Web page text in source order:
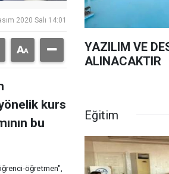
2020 Salı 14:01
kurs
bu
öğretmen",
YAZILIM VE
ALINACAKTIR
Eğitim